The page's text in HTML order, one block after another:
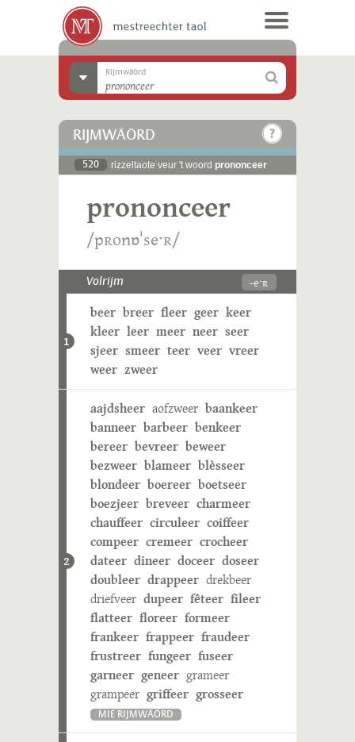
Rijmwäörd
RIJMWÄÖRD
520 rizzeltaote veur 't woord prononceer
prononceer
/pʀonɒˈseˑʀ/
Volrijm -eˑʀ
1
beer breer fleer geer keer
kleer leer meer neer seer
sjeer smeer teer veer vreer
weer zweer
2
aajdsheer aofzweer baankeer
banneer barbeer benkeer
bereer bevreer beweer
bezweer blameer blèsseer
blondeer boereer boetseer
boezjeer breveer charmeer
chauffeer circuleer coiffeer
compeer cremeer crocheer
dateer dineer doceer doseer
doubleer drappeer drekbeer
driefveer dupeer fêteer fileer
flatteer floreer formeer
frankeer frappeer fraudeer
frustreer fungeer fuseer
garneer geneer grameer
grampeer griffeer grosseer
MIE RIJMWÄÖRD